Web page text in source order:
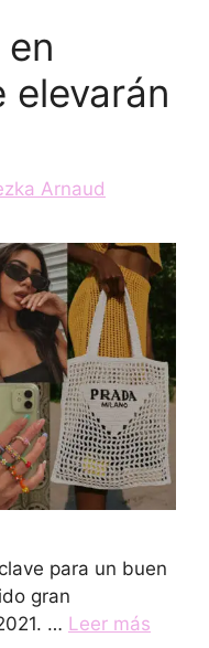
elevarán
Arnaud
para un buen
gran
… Leer más